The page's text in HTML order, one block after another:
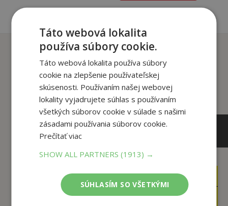
Zákazníci, ktorí si kúpili
tento titul si tiež kúpili
14
2 €
14
Táto webová lokalita
používa súbory cookie.
Táto webová lokalita používa súbory
cookie na zlepšenie používateľskej
skúsenosti. Používaním našej webovej
lokality vyjadrujete súhlas s používaním
všetkých súborov cookie v súlade s našimi
zásadami používania súborov cookie.
Prečítať viac
SHOW ALL PARTNERS(1913) →
SÚHLASÍM SO VŠETKÝMI